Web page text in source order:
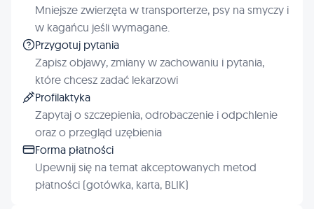
Mniejsze zwierzęta w transporterze, psy na smyczy i
w kagańcu jeśli wymagane.
Przygotuj pytania
Zapisz objawy, zmiany w zachowaniu i pytania,
które chcesz zadać lekarzowi
Profilaktyka
Zapytaj o szczepienia, odrobaczenie i odpchlenie
oraz o przegląd uzębienia
Forma płatności
Upewnij się na temat akceptowanych metod
płatności (gotówka, karta, BLIK)